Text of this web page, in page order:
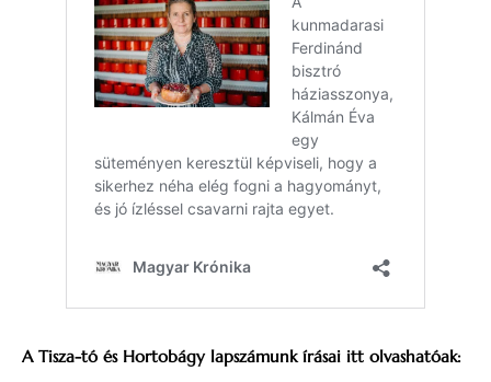
A Tisza-tó és Hortobágy lapszámunk írásai itt olvashatóak: